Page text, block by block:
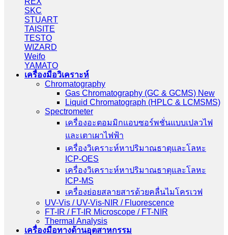
SKC
STUART
TAISITE
TESTO
WIZARD
Weifo
YAMATO
เครื่องมือวิเคราะห์
Chromatography
Gas Chromatography (GC & GCMS) New
Liquid Chromatograph (HPLC & LCMSMS)
Spectrometer
เครื่องอะตอมมิกแอบซอร์พชั่นแบบเปลวไฟ
และเตาเผาไฟฟ้า
เครื่องวิเคราะห์หาปริมาณธาตุและโลหะ
ICP-OES
เครื่องวิเคราะห์หาปริมาณธาตุและโลหะ
ICP-MS
เครื่องย่อยสลายสารด้วยคลื่นไมโครเวฟ
UV-Vis / UV-Vis-NIR / Fluorescence
FT-IR / FT-IR Microscope / FT-NIR
Thermal Analysis
เครื่องมือทางด้านอุตสาหกรรม